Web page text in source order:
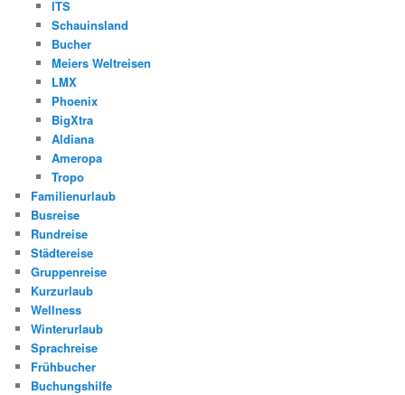
ITS
Schauinsland
Bucher
Meiers Weltreisen
LMX
Phoenix
BigXtra
Aldiana
Ameropa
Tropo
Familienurlaub
Busreise
Rundreise
Städtereise
Gruppenreise
Kurzurlaub
Wellness
Winterurlaub
Sprachreise
Frühbucher
Buchungshilfe